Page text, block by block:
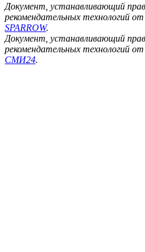
Документ, устанавливающий
рекомендательных технологий
SPARROW.
Документ, устанавливающий
рекомендательных технологий
СМИ24.